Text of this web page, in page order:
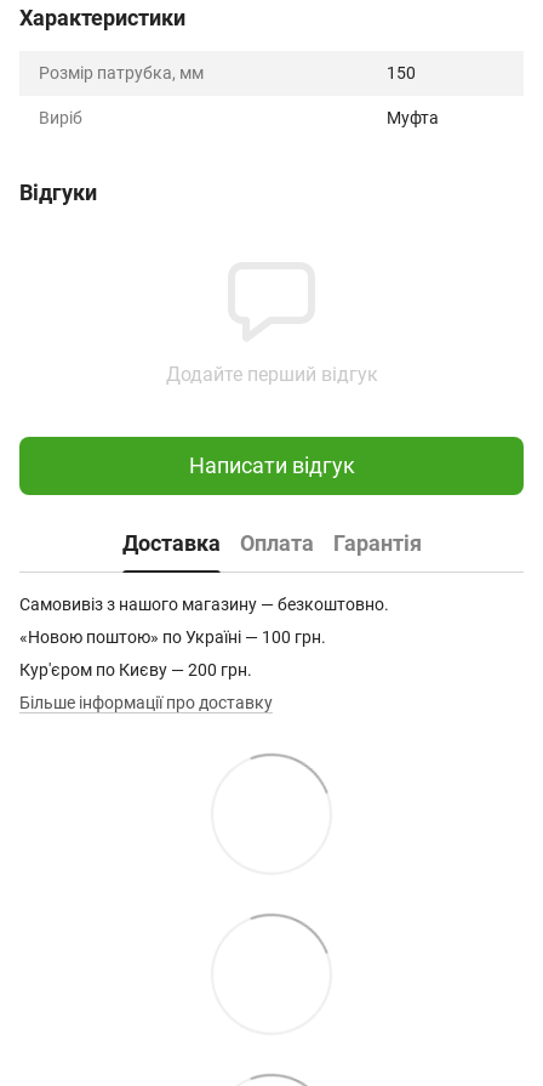
Характеристики
Розмір патрубка, мм 150
Виріб Муфта
Відгуки
Додайте перший відгук
Написати відгук
Доставка Оплата Гарантія
Самовивіз з нашого магазину — безкоштовно.
«Новою поштою» по Україні — 100 грн.
Кур'єром по Києву — 200 грн.
Більше інформації про доставку